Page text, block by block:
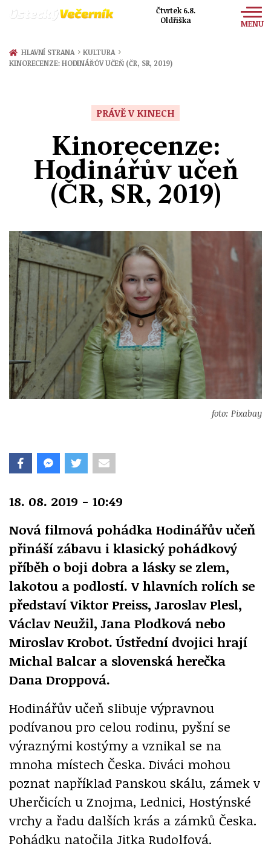
Čtvrtek 6.8.
Oldřiška
MENU
Zprávy
HLAVNÍ STRANA › KULTURA ›
KINORECENZE: HODINÁŘŮV UČEŇ (ČR, SR, 2019)
PRÁVĚ V KINECH
Kinorecenze:
Hodinářův učeň
(ČR, SR, 2019)
foto: Pixabay
18. 08. 2019 - 10:49
Nová filmová pohádka Hodinářův učeň
přináší zábavu i klasický pohádkový
příběh o boji dobra a lásky se zlem,
lakotou a podlostí. V hlavních rolích se
představí Viktor Preiss, Jaroslav Plesl,
Václav Neužil, Jana Plodková nebo
Miroslav Krobot. Ústřední dvojici hrají
Michal Balcar a slovenská herečka
Dana Droppová.
Hodinářův učeň slibuje výpravnou
podívanou pro celou rodinu, pyšní se
výraznými kostýmy a vznikal se na
mnoha místech Česka. Diváci mohou
poznat například Panskou skálu, zámek v
Uherčicích u Znojma, Lednici, Hostýnské
vrchy a řadu dalších krás a zámků Česka.
Pohádku natočila Jitka Rudolfová.